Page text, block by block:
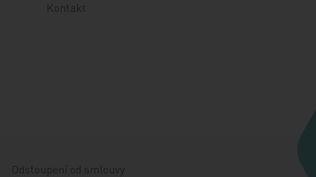
Kontakt
Odstoupení od smlouvy